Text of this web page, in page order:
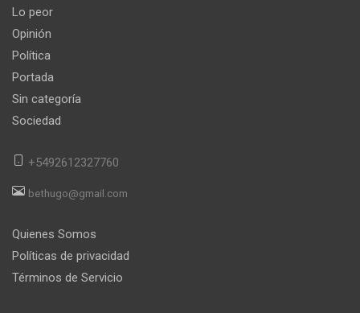
Lo peor
Opinión
Política
Portada
Sin categoría
Sociedad
+5492612327760
bethugo@gmail.com
Quienes Somos
Políticas de privacidad
Términos de Servicio